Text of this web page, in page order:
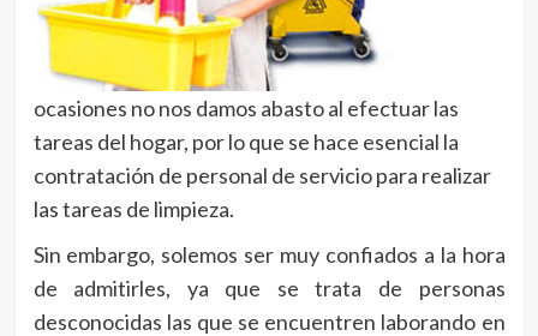
ocasiones no nos damos abasto al efectuar las
tareas del hogar, por lo que se hace esencial la
contratación de personal de servicio para realizar
las tareas de limpieza.
Sin embargo, solemos ser muy confiados a la hora
de admitirles, ya que se trata de personas
desconocidas las que se encuentren laborando en